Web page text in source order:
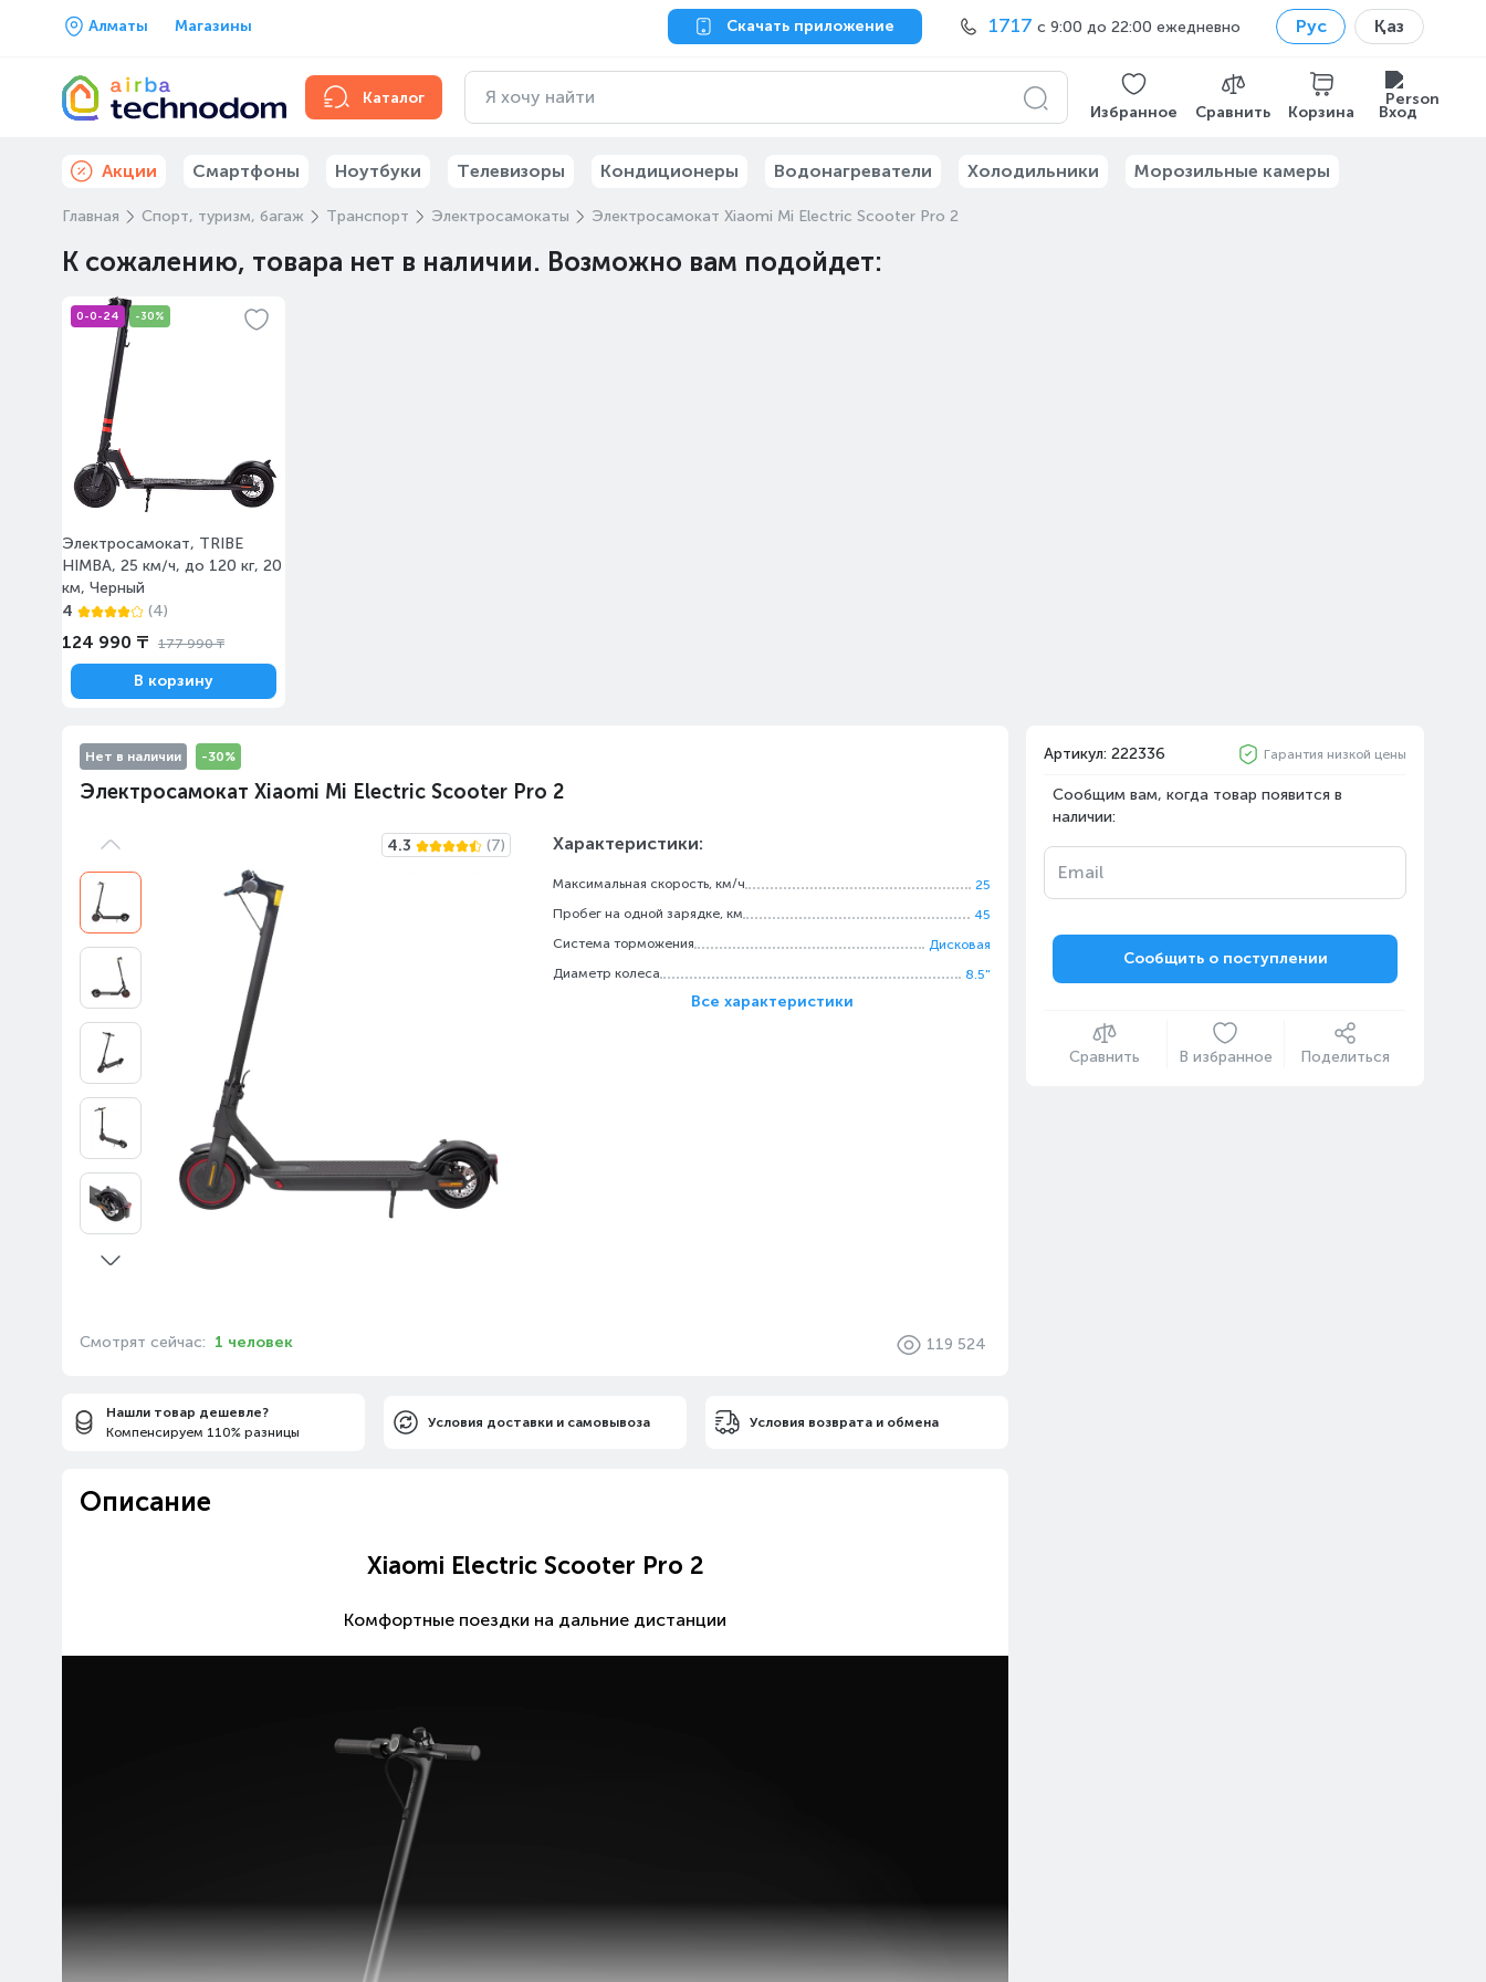
Алматы Магазины Скачать приложение 1717 с 9:00 до 22:00 ежедневно Рус Қаз
Каталог
Избранное Сравнить Корзина Вход
Акции Смартфоны Ноутбуки Телевизоры Кондиционеры Водонагреватели Холодильники Морозильные камеры
Главная Спорт, туризм, багаж Транспорт Электросамокаты Электросамокат Xiaomi Mi Electric Scooter Pro 2
К сожалению, товара нет в наличии. Возможно вам подойдет:
0-0-24 -30%
Электросамокат, TRIBE
HIMBA, 25 км/ч, до 120 кг, 20
км, Черный
4
(4)
124 990 ₸ 177 990 ₸
В корзину
Нет в наличии -30%
Электросамокат Xiaomi Mi Electric Scooter Pro 2
4.3 (7) Характеристики:
Максимальная скорость, км/ч
25
Пробег на одной зарядке, км
45
Система торможения
Дисковая
Диаметр колеса
8.5"
Все характеристики
Смотрят сейчас: 1 человек 119 524
Артикул: 222336 Гарантия низкой цены
Сообщим вам, когда товар появится в
наличии:
Email
Сообщить о поступлении
Сравнить В избранное Поделиться
Нашли товар дешевле?
Компенсируем 110% разницы
Условия доставки и самовывоза Условия возврата и обмена
Описание
Xiaomi Electric Scooter Pro 2
Комфортные поездки на дальние дистанции